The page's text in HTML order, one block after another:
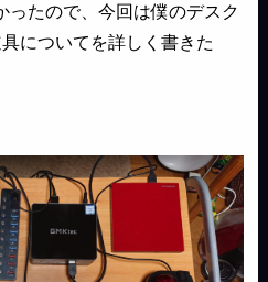
ったので、今回は僕のデスク
についてを詳しく書きた